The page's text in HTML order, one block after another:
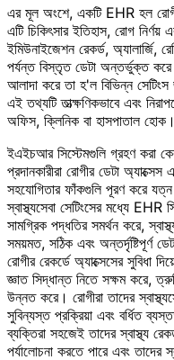
এর মূল অংশে, একটি EHR হল
এটি চিকিৎসার ইতিহাস, রোগ নির্ণয়
ইমিউনাইজেশন রেকর্ড, অ্যালার্জি,
পর্যন্ত বিস্তৃত ডেটা অন্তর্ভুক্ত
আলাদা করে তা হ'ল বিভিন্ন সেটিংস
এই তথ্যটি তাত্ক্ষণিকভাবে এবং
অফিস, ক্লিনিক বা হাসপাতাল হোক।
ইএইচআর সিস্টেমগুলি গ্রহণ করা
প্রদানকারীরা রোগীর ডেটা
সহযোগিতার ফাঁকগুলি পূরণ করে
স্বাস্থ্যসেবা সেটিংসের মধ্যে
সামগ্রিক পদ্ধতির সমর্থন করে,
সময়মত, সঠিক এবং অন্তর্দৃষ্টিপূর্ণ
রোগীর রেকর্ডে অ্যাক্সেসের সুবিধা
জ্ঞাত সিদ্ধান্ত নিতে সক্ষম করে,
উন্নত করে। রোগীরা তাদের
সুবিন্যস্ত প্রক্রিয়া এবং বর্ধিত
ব্যক্তিরা সহজেই তাদের স্বাস্থ্য
পর্যালোচনা করতে পারে এবং তাদের